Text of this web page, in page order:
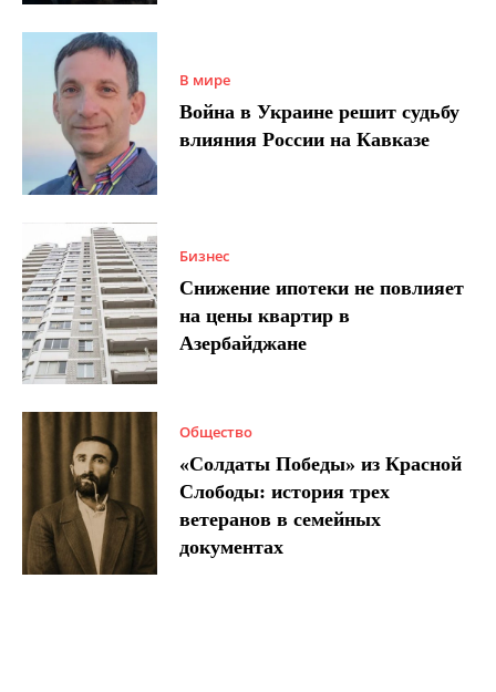
В мире
Война в Украине решит судьбу
влияния России на Кавказе
Бизнес
Снижение ипотеки не повлияет
на цены квартир в
Азербайджане
Общество
«Солдаты Победы» из Красной
Слободы: история трех
ветеранов в семейных
документах